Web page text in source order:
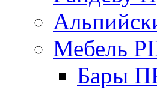
Мебель
Бары